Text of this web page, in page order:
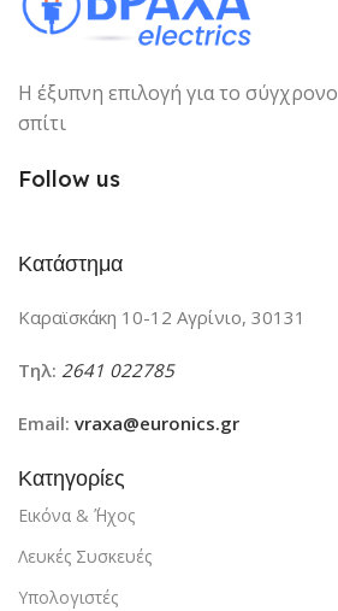
Η έξυπνη επιλογή για το σύγχρονο
σπίτι
Follow us
Κατάστημα
Καραϊσκάκη 10-12 Αγρίνιο, 30131
Τηλ: 2641 022785
Email: vraxa@euronics.gr
Κατηγορίες
Εικόνα & ΄Ήχος
Λευκές Συσκευές
Υπολογιστές